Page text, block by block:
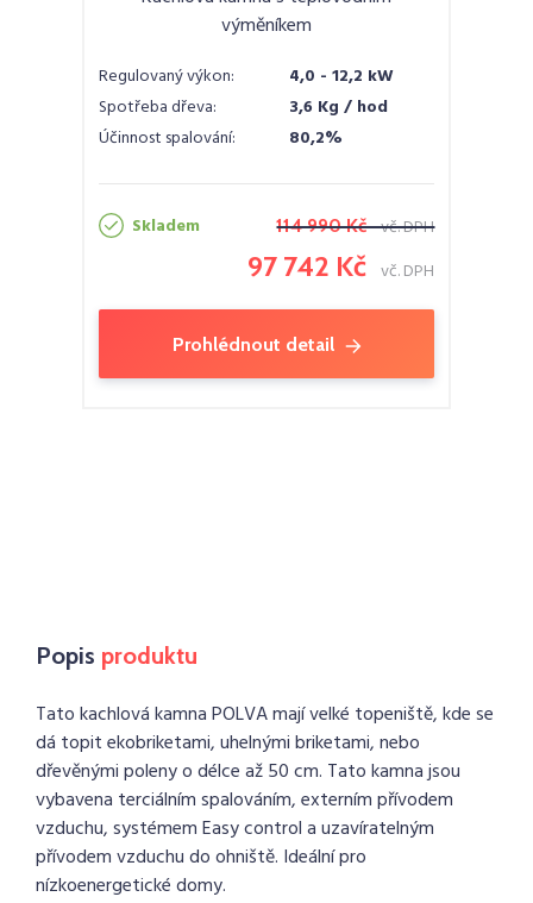
výměníkem
Regulovaný výkon:
4,0 - 12,2 kW
Spotřeba dřeva:
3,6 Kg / hod
Účinnost spalování:
80,2%
Skladem 114 990 Kč vč. DPH
97 742 Kč vč. DPH
Prohlédnout detail
Popis produktu
Tato kachlová kamna POLVA mají velké topeniště, kde se
dá topit ekobriketami, uhelnými briketami, nebo
dřevěnými poleny o délce až 50 cm. Tato kamna jsou
vybavena terciálním spalováním, externím přívodem
vzduchu, systémem Easy control a uzavíratelným
přívodem vzduchu do ohniště. Ideální pro
nízkoenergetické domy.